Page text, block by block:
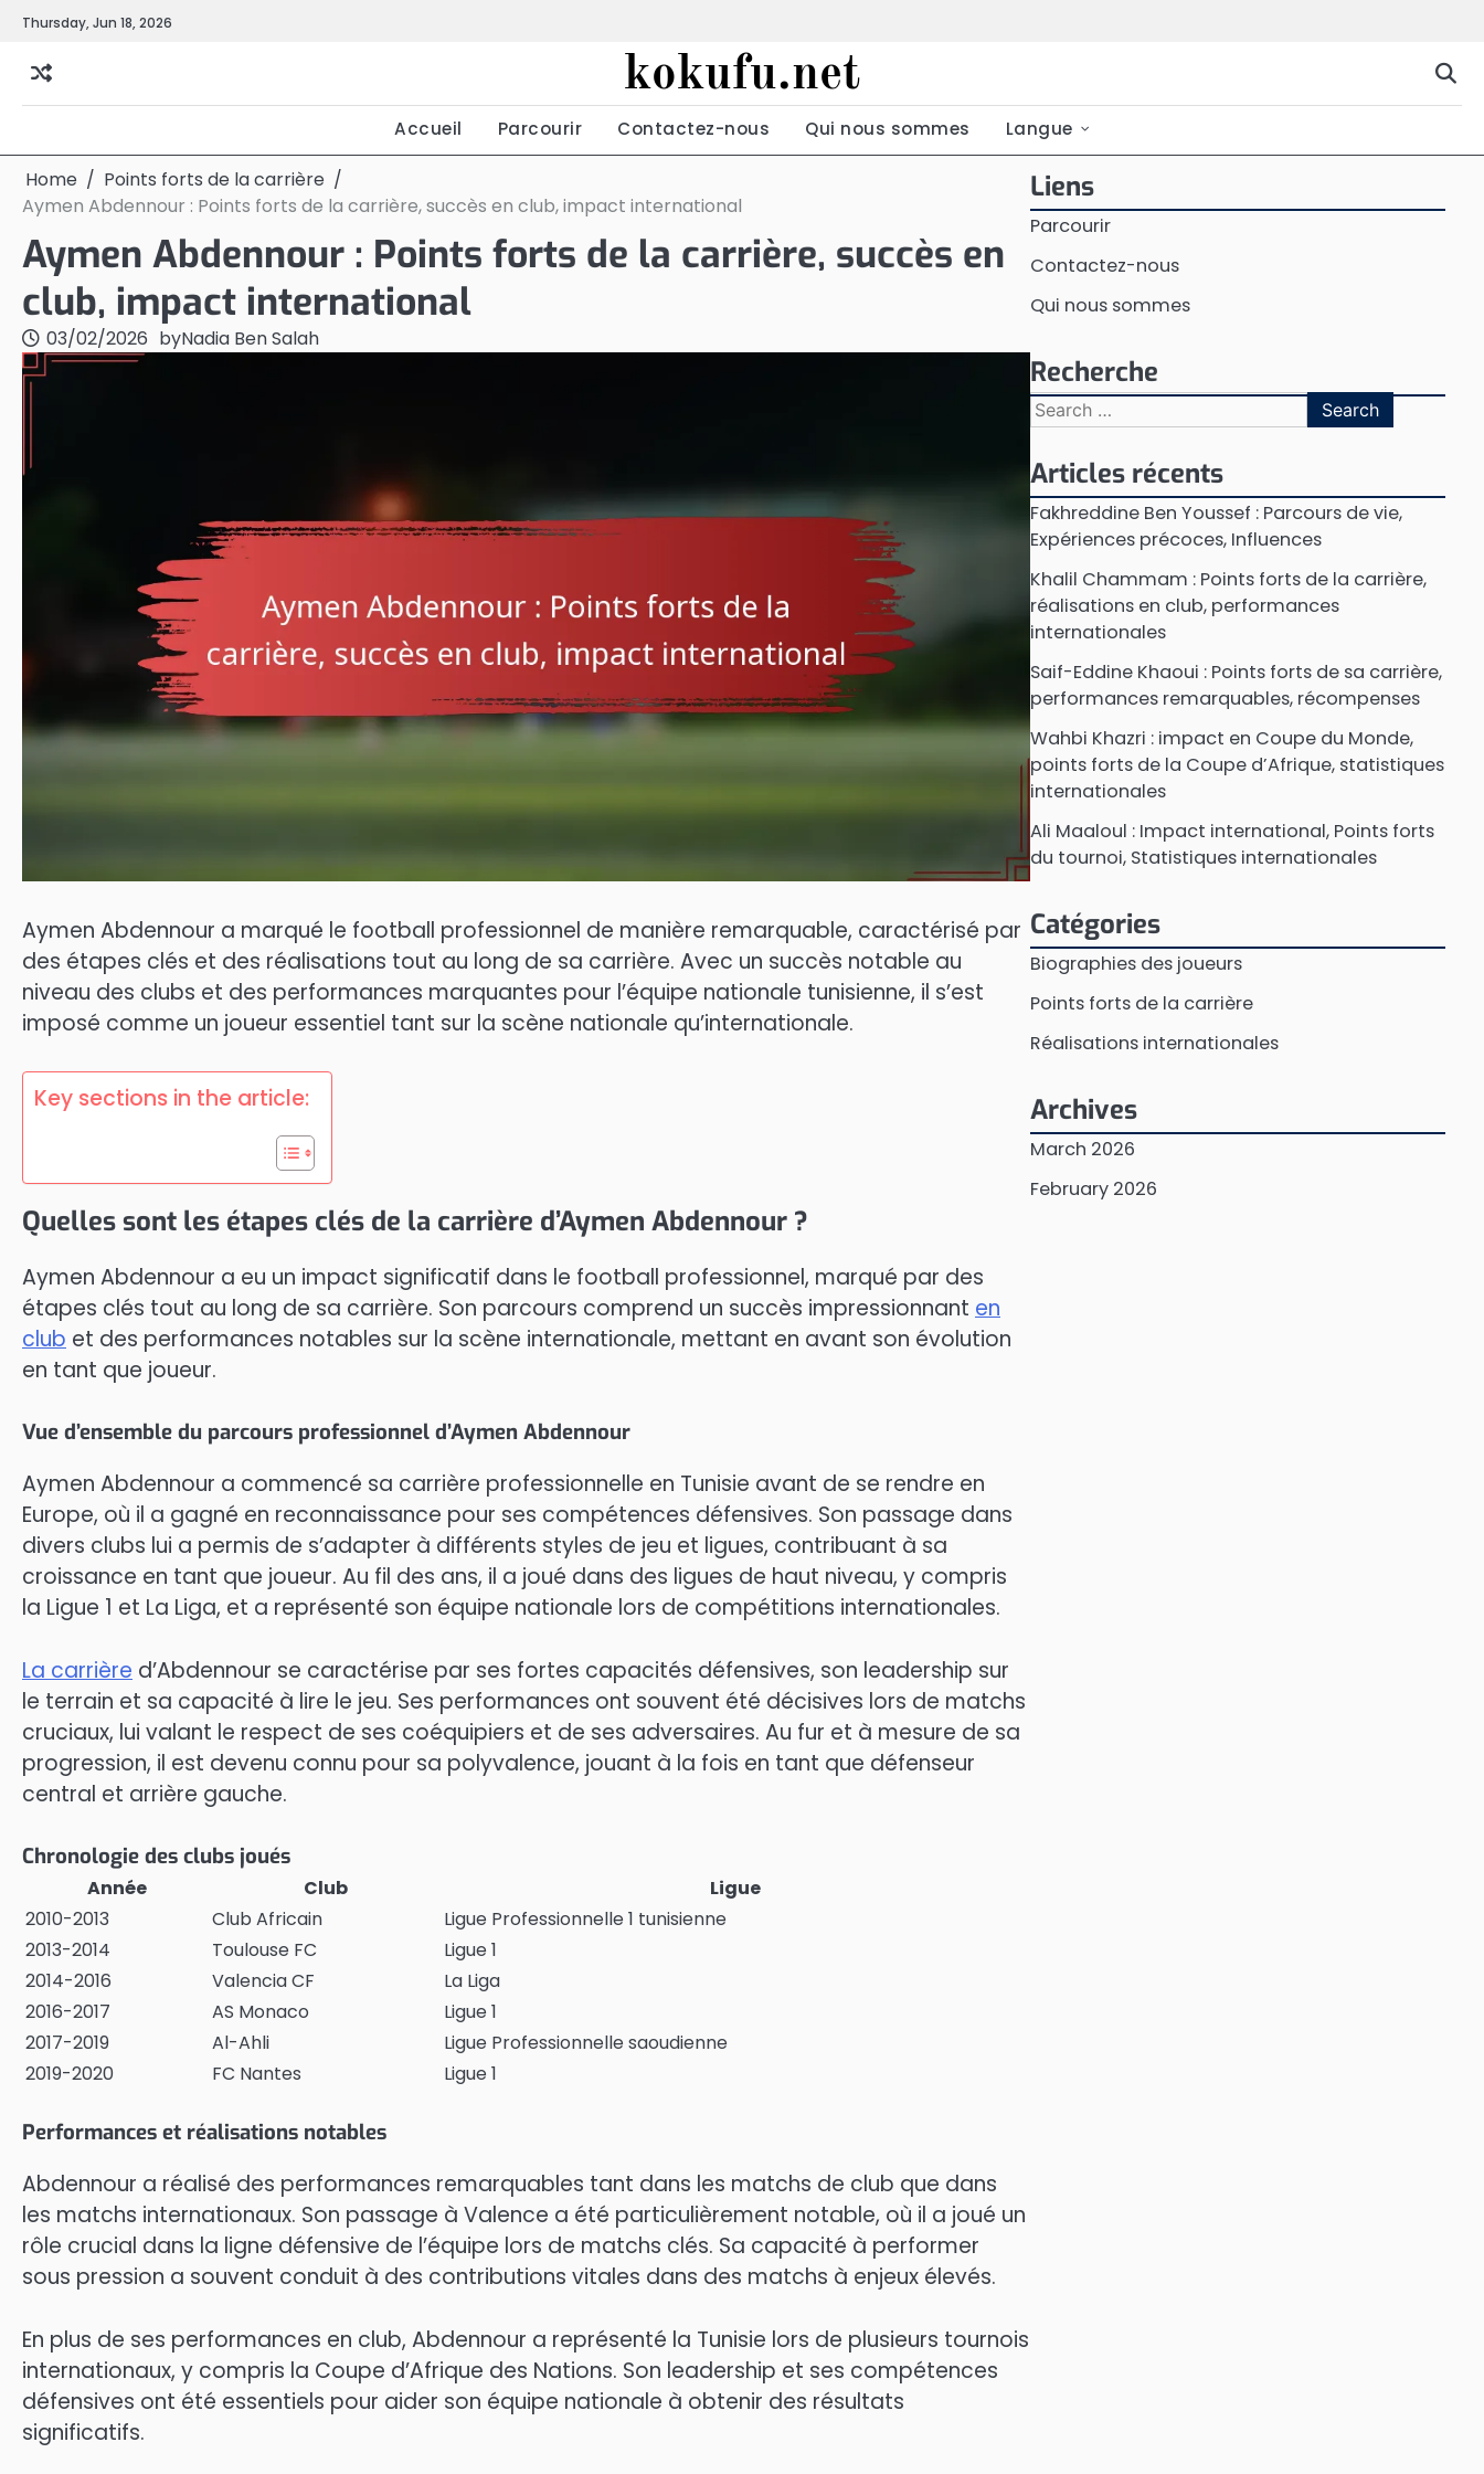
Skip
content
Thursday, Jun 18, 2026
kokufu.net
Accueil Parcourir Contactez-nous Qui nous sommes Langue
Home
Points forts de la carrière
Aymen Abdennour : Points forts de la carrière, succès en club, impact international
Aymen Abdennour : Points forts de la carrière, succès en
club, impact international
03/02/2026 byNadia Ben Salah
Aymen Abdennour a marqué le football professionnel de manière remarquable, caractérisé par
des étapes clés et des réalisations tout au long de sa carrière. Avec un succès notable au
niveau des clubs et des performances marquantes pour l’équipe nationale tunisienne, il s’est
imposé comme un joueur essentiel tant sur la scène nationale qu’internationale.
Key sections in the article:
Quelles sont les étapes clés de la carrière d’Aymen Abdennour ?
Aymen Abdennour a eu un impact significatif dans le football professionnel, marqué par des
étapes clés tout au long de sa carrière. Son parcours comprend un succès impressionnant en
club et des performances notables sur la scène internationale, mettant en avant son évolution
en tant que joueur.
Vue d’ensemble du parcours professionnel d’Aymen Abdennour
Aymen Abdennour a commencé sa carrière professionnelle en Tunisie avant de se rendre en
Europe, où il a gagné en reconnaissance pour ses compétences défensives. Son passage dans
divers clubs lui a permis de s’adapter à différents styles de jeu et ligues, contribuant à sa
croissance en tant que joueur. Au fil des ans, il a joué dans des ligues de haut niveau, y compris
la Ligue 1 et La Liga, et a représenté son équipe nationale lors de compétitions internationales.
La carrière d’Abdennour se caractérise par ses fortes capacités défensives, son leadership sur
le terrain et sa capacité à lire le jeu. Ses performances ont souvent été décisives lors de matchs
cruciaux, lui valant le respect de ses coéquipiers et de ses adversaires. Au fur et à mesure de sa
progression, il est devenu connu pour sa polyvalence, jouant à la fois en tant que défenseur
central et arrière gauche.
Chronologie des clubs joués
Année Club
Ligue
2010-2013
Club Africain
Ligue Professionnelle 1 tunisienne
2013-2014
Toulouse FC
Ligue 1
2014-2016
Valencia CF
La Liga
2016-2017
AS Monaco
Ligue 1
2017-2019
Al-Ahli
Ligue Professionnelle saoudienne
2019-2020
FC Nantes Ligue 1
Performances et réalisations notables
Abdennour a réalisé des performances remarquables tant dans les matchs de club que dans
les matchs internationaux. Son passage à Valence a été particulièrement notable, où il a joué un
rôle crucial dans la ligne défensive de l’équipe lors de matchs clés. Sa capacité à performer
sous pression a souvent conduit à des contributions vitales dans des matchs à enjeux élevés.
En plus de ses performances en club, Abdennour a représenté la Tunisie lors de plusieurs tournois
internationaux, y compris la Coupe d’Afrique des Nations. Son leadership et ses compétences
défensives ont été essentiels pour aider son équipe nationale à obtenir des résultats
significatifs.
Liens
Parcourir
Contactez-nous
Qui nous sommes
Recherche
Search
for:
Articles récents
Fakhreddine Ben Youssef : Parcours de vie,
Expériences précoces, Influences
Khalil Chammam : Points forts de la carrière,
réalisations en club, performances
internationales
Saif-Eddine Khaoui : Points forts de sa carrière,
performances remarquables, récompenses
Wahbi Khazri : impact en Coupe du Monde,
points forts de la Coupe d’Afrique, statistiques
internationales
Ali Maaloul : Impact international, Points forts
du tournoi, Statistiques internationales
Catégories
Biographies des joueurs
Points forts de la carrière
Réalisations internationales
Archives
March 2026
February 2026